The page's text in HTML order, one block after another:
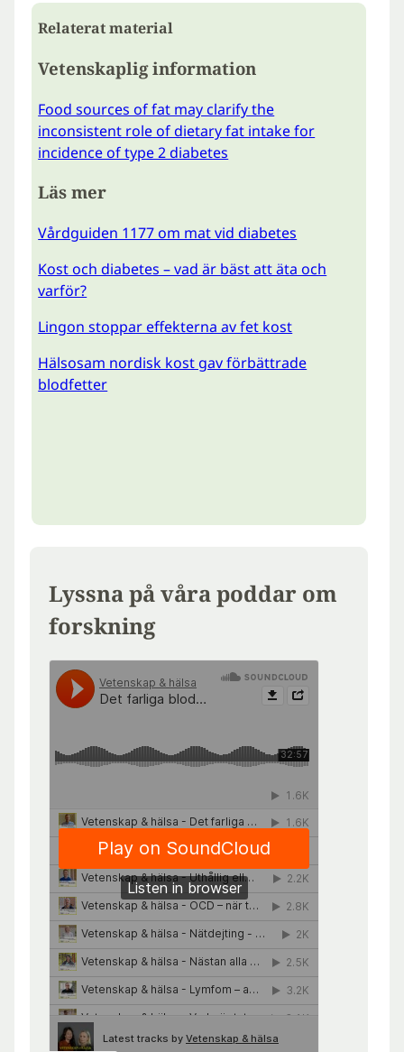
Relaterat material
Vetenskaplig information
Food sources of fat may clarify the
inconsistent role of dietary fat intake for
incidence of type 2 diabetes
Läs mer
Vårdguiden 1177 om mat vid diabetes
Kost och diabetes – vad är bäst att äta och
varför?
Lingon stoppar effekterna av fet kost
Hälsosam nordisk kost gav förbättrade
blodfetter
Lyssna på våra poddar om
forskning